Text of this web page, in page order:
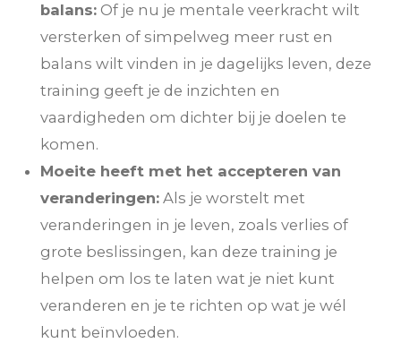
balans: Of je nu je mentale veerkracht wilt
versterken of simpelweg meer rust en
balans wilt vinden in je dagelijks leven, deze
training geeft je de inzichten en
vaardigheden om dichter bij je doelen te
komen.
Moeite heeft met het accepteren van
veranderingen: Als je worstelt met
veranderingen in je leven, zoals verlies of
grote beslissingen, kan deze training je
helpen om los te laten wat je niet kunt
veranderen en je te richten op wat je wél
kunt beïnvloeden.